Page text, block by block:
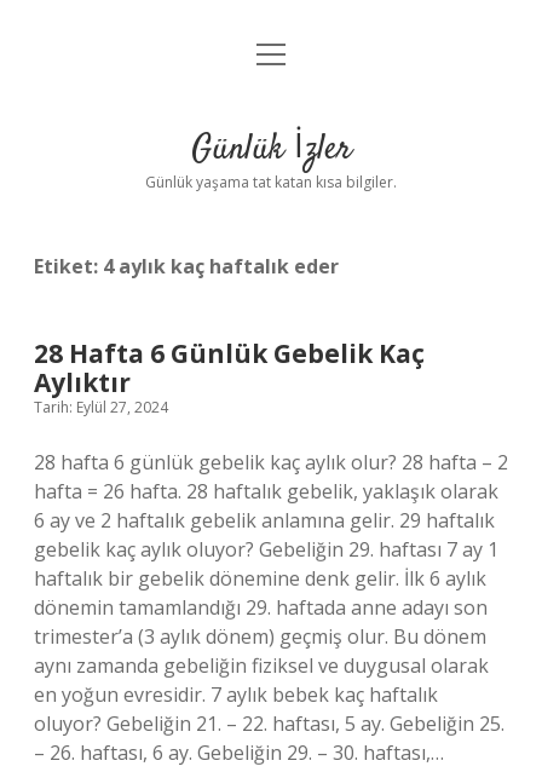
Anasayfa
Yasal Uyarı
menüyü
Günlük İzler
Günlük yaşama tat katan kısa bilgiler.
Etiket: 4 aylık kaç haftalık eder
28 Hafta 6 Günlük Gebelik Kaç
Aylıktır
Tarih: Eylül 27, 2024
28 hafta 6 günlük gebelik kaç aylık olur? 28 hafta – 2
hafta = 26 hafta. 28 haftalık gebelik, yaklaşık olarak
6 ay ve 2 haftalık gebelik anlamına gelir. 29 haftalık
gebelik kaç aylık oluyor? Gebeliğin 29. haftası 7 ay 1
haftalık bir gebelik dönemine denk gelir. İlk 6 aylık
dönemin tamamlandığı 29. haftada anne adayı son
trimester’a (3 aylık dönem) geçmiş olur. Bu dönem
aynı zamanda gebeliğin fiziksel ve duygusal olarak
en yoğun evresidir. 7 aylık bebek kaç haftalık
oluyor? Gebeliğin 21. – 22. haftası, 5 ay. Gebeliğin 25.
– 26. haftası, 6 ay. Gebeliğin 29. – 30. haftası,…